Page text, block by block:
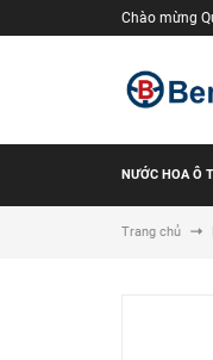
Chào mừng
NƯỚC HOA Ô
Trang chủ